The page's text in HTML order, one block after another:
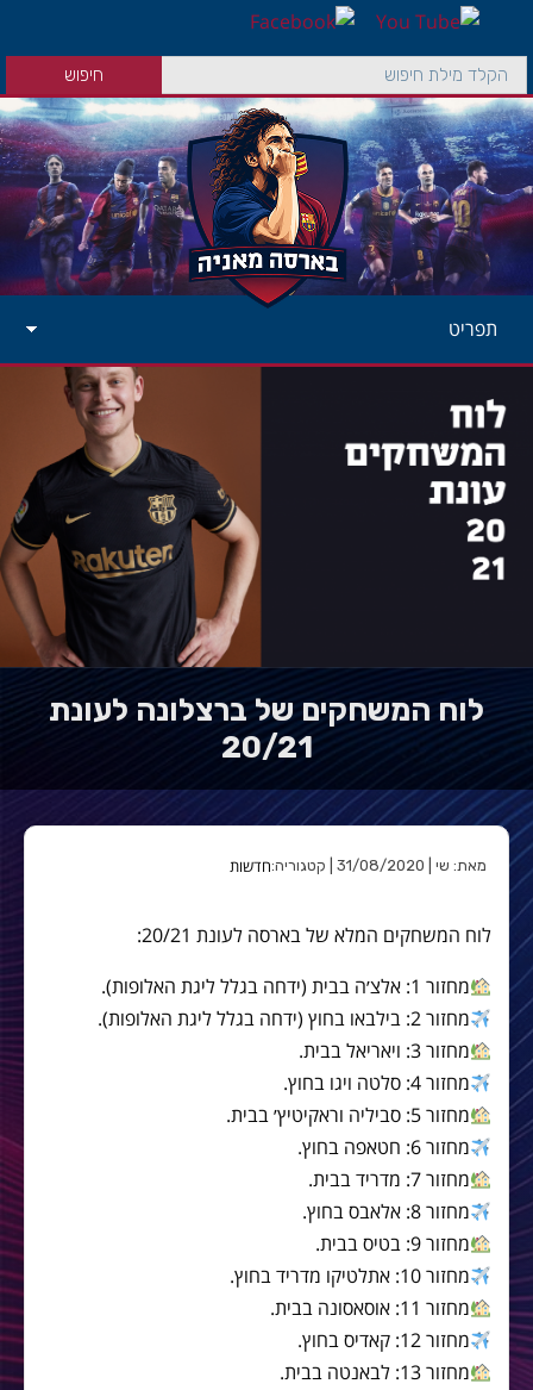
תפריט
לוח המשחקים של ברצלונה לעונת
20/21
מאת: שי | 31/08/2020 | קטגוריה: חדשות
לוח המשחקים המלא של בארסה לעונת 20/21:
מחזור 1: אלצ׳ה בבית (ידחה בגלל ליגת האלופות).
מחזור 2: בילבאו בחוץ (ידחה בגלל ליגת האלופות).
מחזור 3: ויאריאל בבית.
מחזור 4: סלטה ויגו בחוץ.
מחזור 5: סביליה וראקיטיץ׳ בבית.
מחזור 6: חטאפה בחוץ.
מחזור 7: מדריד בבית.
מחזור 8: אלאבס בחוץ.
מחזור 9: בטיס בבית.
מחזור 10: אתלטיקו מדריד בחוץ.
מחזור 11: אוסאסונה בבית.
מחזור 12: קאדיס בחוץ.
מחזור 13: לבאנטה בבית.